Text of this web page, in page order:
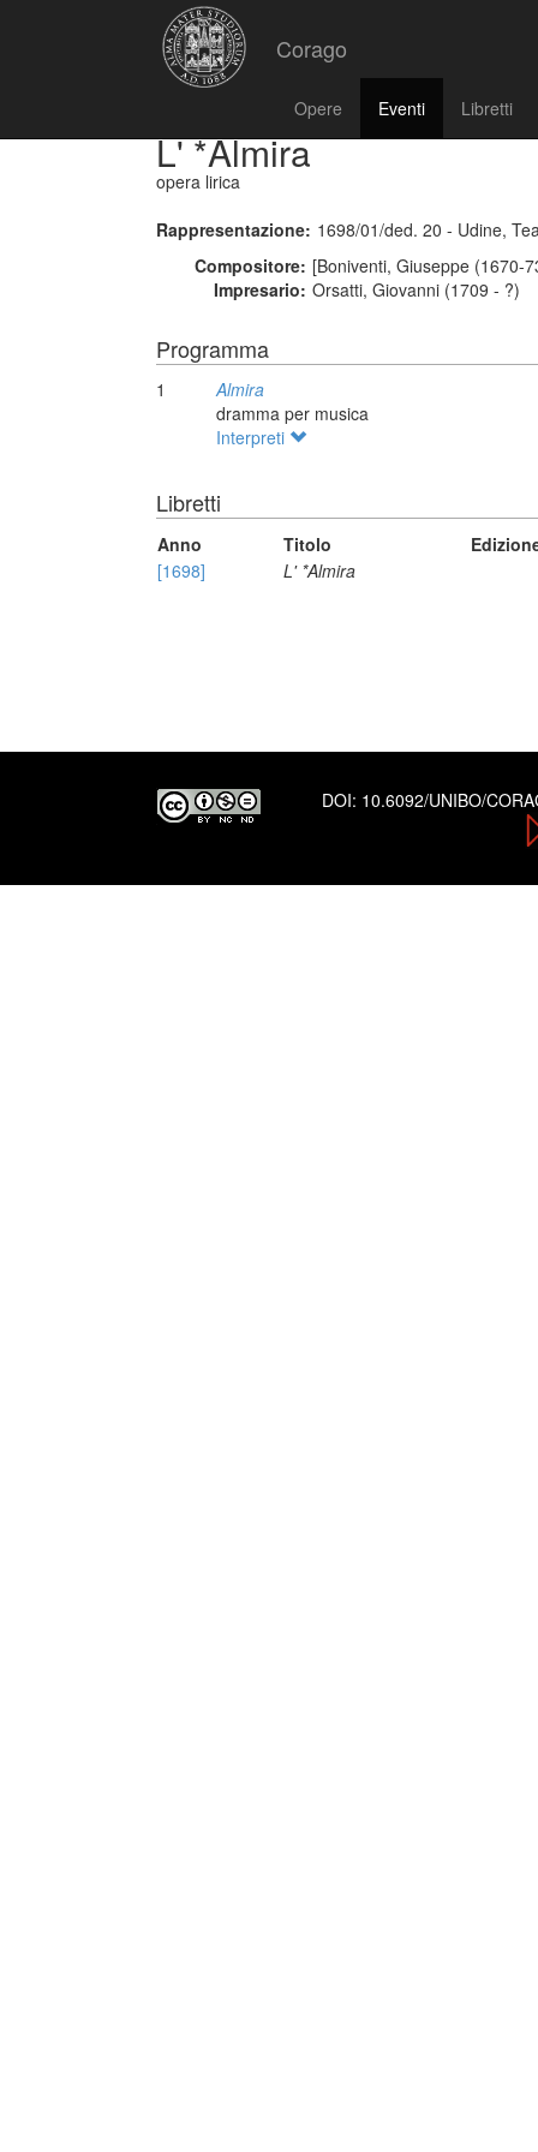
Corago
Opere Eventi Libretti
L' *Almira
opera lirica
Rappresentazione: 1698/01/ded. 20 - Udine,
Compositore: [Boniventi, Giuseppe (1670-
Impresario: Orsatti, Giovanni (1709 - ?)
Programma
1
Almira
dramma per musica
Interpreti
Libretti
Anno Titolo
[1698]
L' *Almira
DOI: 10.6092/UNIBO/